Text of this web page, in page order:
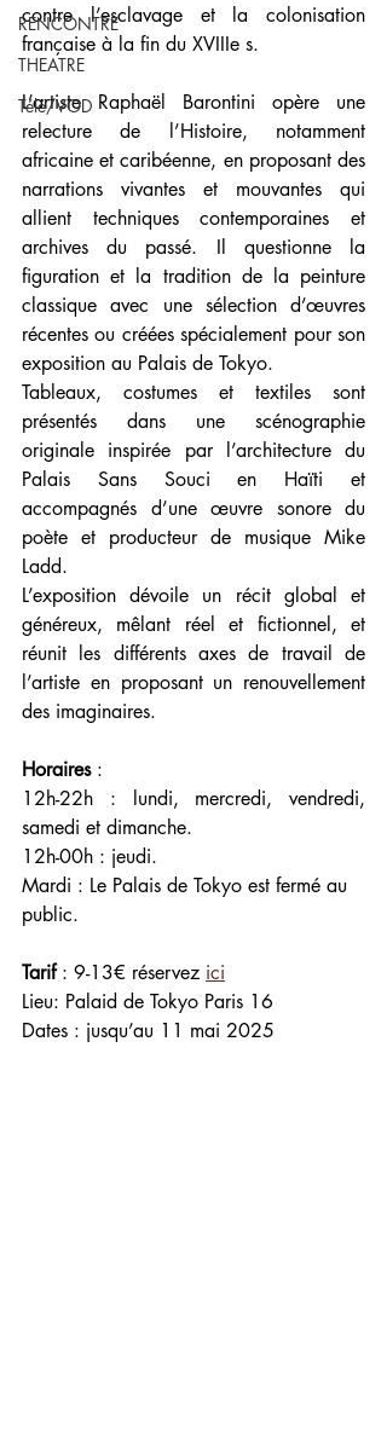
RENCONTRE
THEATRE
Télé/VOD
contre l’esclavage et la colonisation
française à la fin du XVIIIe s.
L’artiste Raphaël Barontini opère une
relecture de l’Histoire, notamment
africaine et caribéenne, en proposant des
narrations vivantes et mouvantes qui
allient techniques contemporaines et
archives du passé. Il questionne la
figuration et la tradition de la peinture
classique avec une sélection d’œuvres
récentes ou créées spécialement pour son
exposition au Palais de Tokyo.
Tableaux, costumes et textiles sont
présentés dans une scénographie
originale inspirée par l’architecture du
Palais Sans Souci en Haïti et
accompagnés d’une œuvre sonore du
poète et producteur de musique Mike
Ladd.
L’exposition dévoile un récit global et
généreux, mêlant réel et fictionnel, et
réunit les différents axes de travail de
l’artiste en proposant un renouvellement
des imaginaires.
Horaires :
12h-22h : lundi, mercredi, vendredi,
samedi et dimanche.
12h-00h : jeudi.
Mardi : Le Palais de Tokyo est fermé au
public.
Tarif : 9-13€ réservez ici
Lieu: Palaid de Tokyo Paris 16
Dates : jusqu’au 11 mai 2025